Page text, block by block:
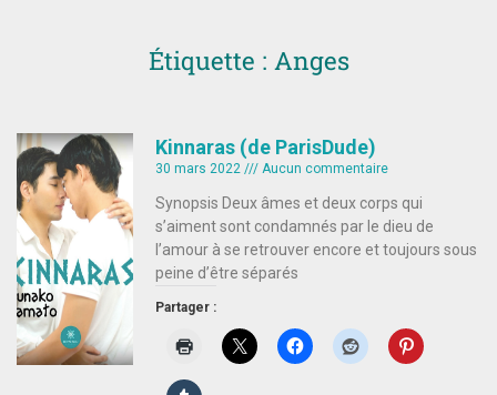
Étiquette : Anges
Kinnaras (de ParisDude)
30 mars 2022 Aucun commentaire
Synopsis Deux âmes et deux corps qui
s’aiment sont condamnés par le dieu de
l’amour à se retrouver encore et toujours sous
peine d’être séparés
Partager :